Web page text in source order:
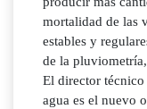
mortalidad de las
estables y
de la
El director
agua es el nuevo